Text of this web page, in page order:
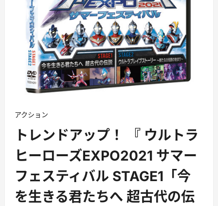
アクション
トレンドアップ！ 『 ウルトラ
ヒーローズEXPO2021 サマー
フェスティバル STAGE1「今
を生きる君たちへ 超古代の伝